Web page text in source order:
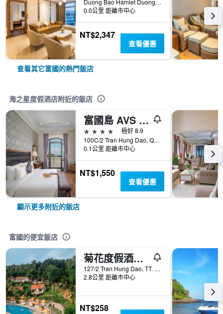
Duong Bao Hamlet Duong To Commune, Ward 5, 富國, 越南
0.0公里 距離市中心
NT$2,347
查看優惠
查看其它富國的熱門飯店
海之星度假酒店附近的飯店
富國島 AVS 飯店
4星級
極好 8.9
100C/2 Tran Hung Dao, Quarter 7, 富國, 越南
0.1公里 距離市中心
NT$1,550
查看優惠
顯示更多附近的飯店
富國的便宜飯店
菊花度假酒店 - 富國
127/2 Tran Hung Dao, TT. Duong Dong, 富國, 越南
2.8公里 距離市中心
NT$258